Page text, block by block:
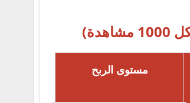
مستوى الربح